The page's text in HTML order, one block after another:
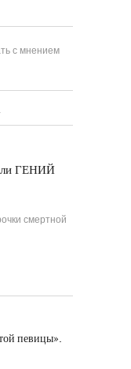
с мнением
ГЕНИЙ
смертной
певицы».